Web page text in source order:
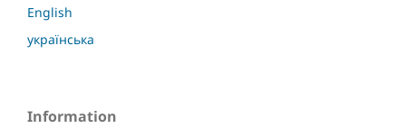
English
українська
Information